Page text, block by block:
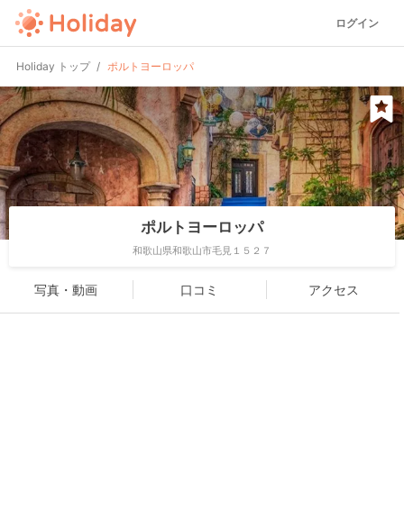
ログイン
Holiday トップ ポルトヨーロッパ
ポルトヨーロッパ
和歌山県和歌山市毛見１５２７
写真・動画 口コミ アクセス